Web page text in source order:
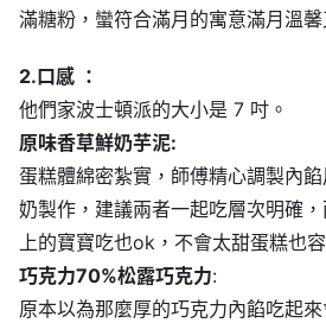
滿糖粉，蠻符合滿月的寓意滿月溫馨
2.口感 ：
他們家波士頓派的大小是 7 吋。
原味香草鮮奶芋泥:
蛋糕體綿密紮實，師傅精心調製內
奶製作，建議兩者一起吃層次明確
上的寶寶吃也ok，不會太甜蛋糕也
巧克力70%松露巧克力:
原本以為那麼厚的巧克力內餡吃起